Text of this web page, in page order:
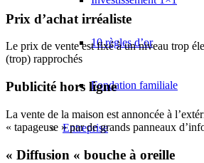
10 règles d’or
Fondation familiale
Entreprise
Prix d’achat irréaliste
Le prix de vente est fixé à un niveau trop
(trop) rapprochés
Publicité hors ligne
La vente de la maison est annoncée à
« tapageuse » par de grands panneaux
« Diffusion « bouche à oreille